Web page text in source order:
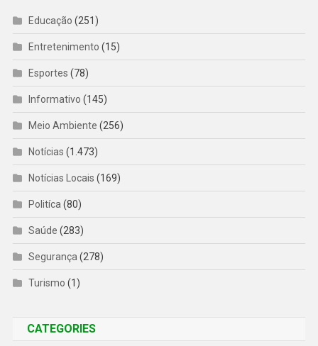
Educação (251)
Entretenimento (15)
Esportes (78)
Informativo (145)
Meio Ambiente (256)
Notícias (1.473)
Notícias Locais (169)
Politíca (80)
Saúde (283)
Segurança (278)
Turismo (1)
CATEGORIES